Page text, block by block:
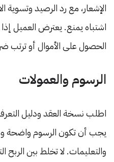
الإشعار، مع رد الرصيد وتسوية
اشتباه يمنع. يعترض العميل
الحصول على الأموال أو ترتب
الرسوم والعمولات
اطلب نسخة العقد ودليل
يجب أن تكون الرسوم واضحة
والتعليمات. لا تخلط بين الربح